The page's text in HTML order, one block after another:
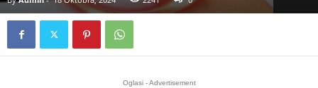
Oglasi - Advertisement